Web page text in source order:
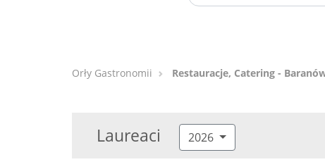
Orły Gastronomii Restauracje, Catering -
Laureaci 2026